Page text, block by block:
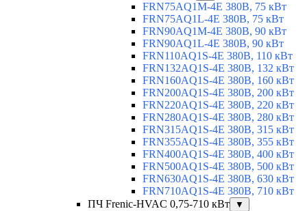
FRN75AQ1M-4E 380В, 75 кВт
FRN75AQ1L-4E 380В, 75 кВт
FRN90AQ1M-4E 380В, 90 кВт
FRN90AQ1L-4E 380В, 90 кВт
FRN110AQ1S-4E 380В, 110 кВт
FRN132AQ1S-4E 380В, 132 кВт
FRN160AQ1S-4E 380В, 160 кВт
FRN200AQ1S-4E 380В, 200 кВт
FRN220AQ1S-4E 380В, 220 кВт
FRN280AQ1S-4E 380В, 280 кВт
FRN315AQ1S-4E 380В, 315 кВт
FRN355AQ1S-4E 380В, 355 кВт
FRN400AQ1S-4E 380В, 400 кВт
FRN500AQ1S-4E 380В, 500 кВт
FRN630AQ1S-4E 380В, 630 кВт
FRN710AQ1S-4E 380В, 710 кВт
ПЧ Frenic-HVAC 0,75-710 кВт
▼